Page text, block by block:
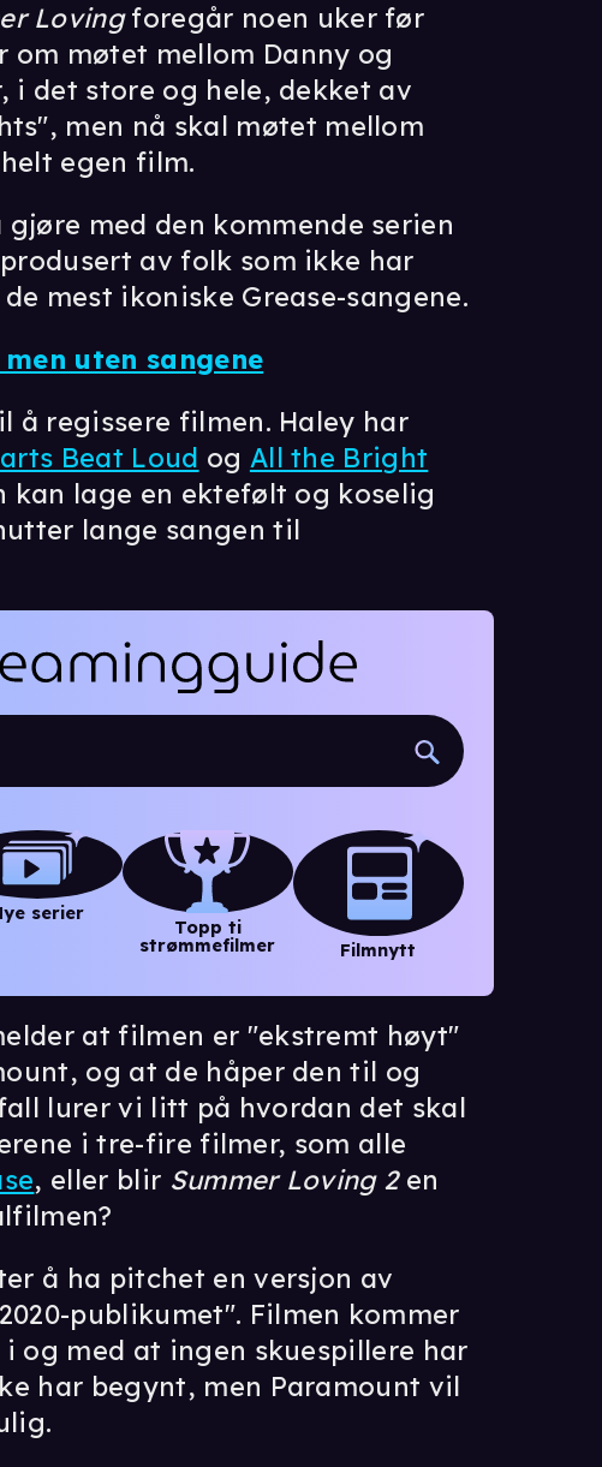
Lovingforegår noen uker før
om møtet mellom Danny og
i det store og hele, dekket av
men nå skal møtet mellom
egen film.
med den kommende serien
av folk som ikke har
mest ikoniske Grease-sangene.
uten sangene
å regissere filmen. Haley har
Beat Loud og All the Bright
kan lage en ektefølt og koselig
lange sangen til
serier
Topp ti
strømmefilmer
Filmnytt
at filmen er "ekstremt høyt"
og at de håper den til og
lurer vi litt på hvordan det skal
i tre-fire filmer, som alle
, eller blir Summer Loving 2en
å ha pitchet en versjon av
publikumet". Filmen kommer
og med at ingen skuespillere har
har begynt, men Paramount vil